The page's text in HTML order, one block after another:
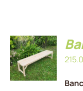
AJOUTER
AU
PANIER
/
DÉTAILS